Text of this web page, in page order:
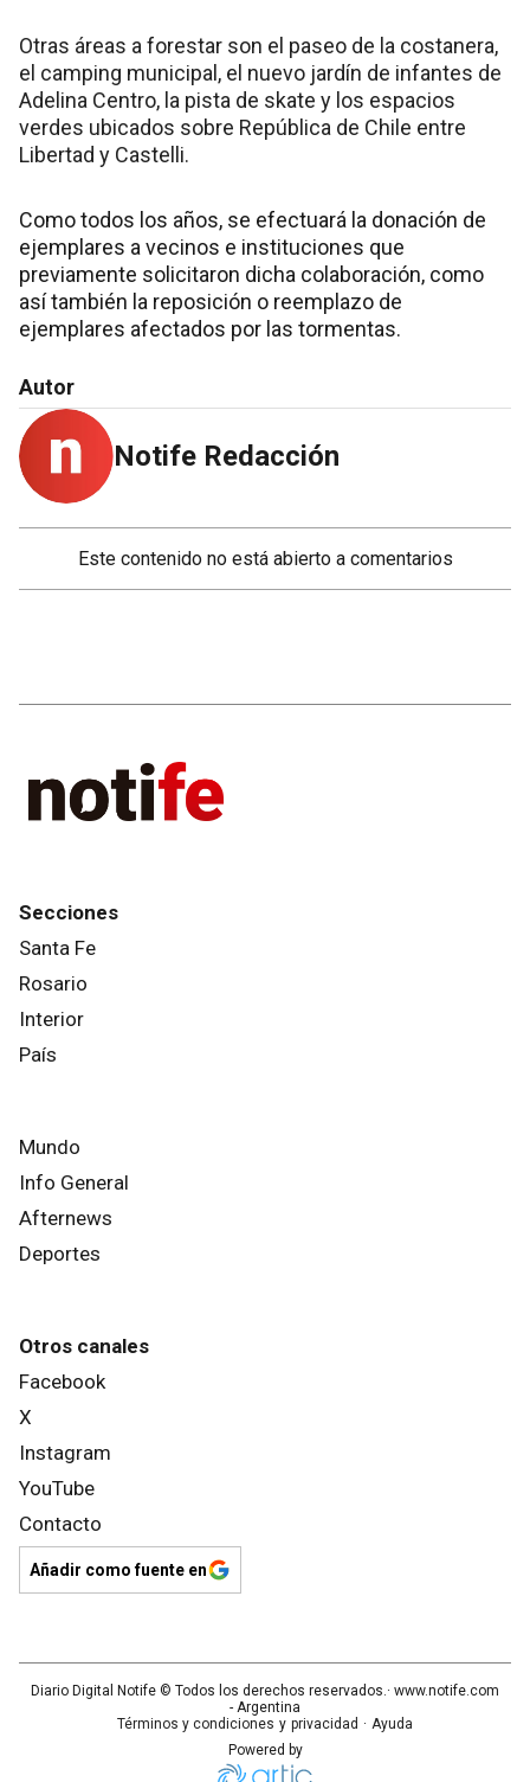
Otras áreas a forestar son el paseo de la costanera,
el camping municipal, el nuevo jardín de infantes de
Adelina Centro, la pista de skate y los espacios
verdes ubicados sobre República de Chile entre
Libertad y Castelli.
Como todos los años, se efectuará la donación de
ejemplares a vecinos e instituciones que
previamente solicitaron dicha colaboración, como
así también la reposición o reemplazo de
ejemplares afectados por las tormentas.
Autor
Notife Redacción
Este contenido no está abierto a comentarios
Secciones
Santa Fe
Rosario
Interior
País
Mundo
Info General
Afternews
Deportes
Otros canales
Facebook
X
Instagram
YouTube
Contacto
Añadir como fuente en
Diario Digital Notife © Todos los derechos reservados.· www.notife.com
- Argentina
Términos y condiciones y privacidad · Ayuda
Powered by